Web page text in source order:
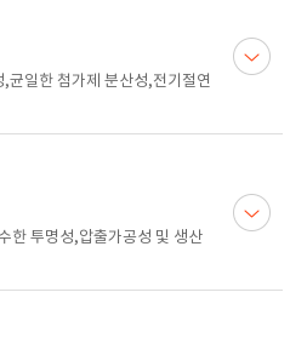
균일한 첨가제 분산성,전기절연
투명성,압출가공성 및 생산